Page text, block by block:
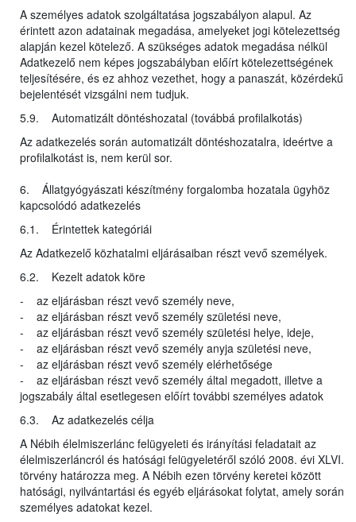
A személyes adatok szolgáltatása jogszabályon alapul. Az
érintett azon adatainak megadása, amelyeket jogi kötelezettség
alapján kezel kötelező. A szükséges adatok megadása nélkül
Adatkezelő nem képes jogszabályban előírt kötelezettségének
teljesítésére, és ez ahhoz vezethet, hogy a panaszát, közérdekű
bejelentését vizsgálni nem tudjuk.
5.9. Automatizált döntéshozatal (továbbá profilalkotás)
Az adatkezelés során automatizált döntéshozatalra, ideértve a
profilalkotást is, nem kerül sor.
6. Állatgyógyászati készítmény forgalomba hozatala ügyhöz
kapcsolódó adatkezelés
6.1. Érintettek kategóriái
Az Adatkezelő közhatalmi eljárásaiban részt vevő személyek.
6.2. Kezelt adatok köre
- az eljárásban részt vevő személy neve,
- az eljárásban részt vevő személy születési neve,
- az eljárásban részt vevő személy születési helye, ideje,
- az eljárásban részt vevő személy anyja születési neve,
- az eljárásban részt vevő személy elérhetősége
- az eljárásban részt vevő személy által megadott, illetve a
jogszabály által esetlegesen előírt további személyes adatok
6.3. Az adatkezelés célja
A Nébih élelmiszerlánc felügyeleti és irányítási feladatait az
élelmiszerláncról és hatósági felügyeletéről szóló 2008. évi XLVI.
törvény határozza meg. A Nébih ezen törvény keretei között
hatósági, nyilvántartási és egyéb eljárásokat folytat, amely során
személyes adatokat kezel.